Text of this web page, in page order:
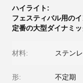
ハイライト:
フェスティバル用の
定番の大型ダイナミッ
材料: ステン
形: 不定期